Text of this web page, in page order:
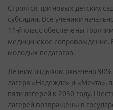
Строятся три новых детских
субсидии. Все ученики
11-й класс обеспечены
медицинское сопровождение.
молодых педагогов.
Летним отдыхом охвачено
лагеря «Надежда» и «Мечта»,
пяти лагерей к 2030 году.
лагерей возвращены в